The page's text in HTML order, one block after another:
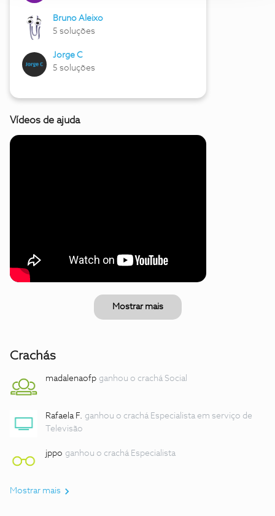
Bruno Aleixo
5 soluções
Jorge C
5 soluções
Vídeos de ajuda
Mostrar mais
Crachás
madalenaofp ganhou o crachá Social
Rafaela F. ganhou o crachá Especialista em serviço de
Televisão
jppo ganhou o crachá Especialista
Mostrar mais